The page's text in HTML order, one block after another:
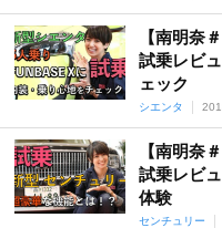
【南明奈
試乗レビ
ェック
シエンタ
【南明奈
試乗レビ
体験
センチュリー